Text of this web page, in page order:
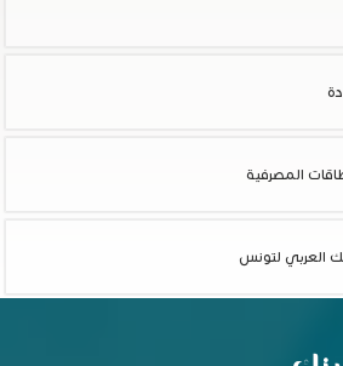
المصرفية
العربي لتونس